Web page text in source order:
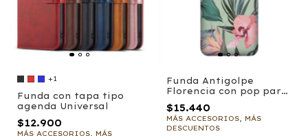
+1
Funda con tapa tipo
agenda Universal
$12.900
MÁS ACCESORIOS, MÁS
Funda Antigolpe
Florencia con pop para
$15.440
MÁS ACCESORIOS, MÁS
DESCUENTOS